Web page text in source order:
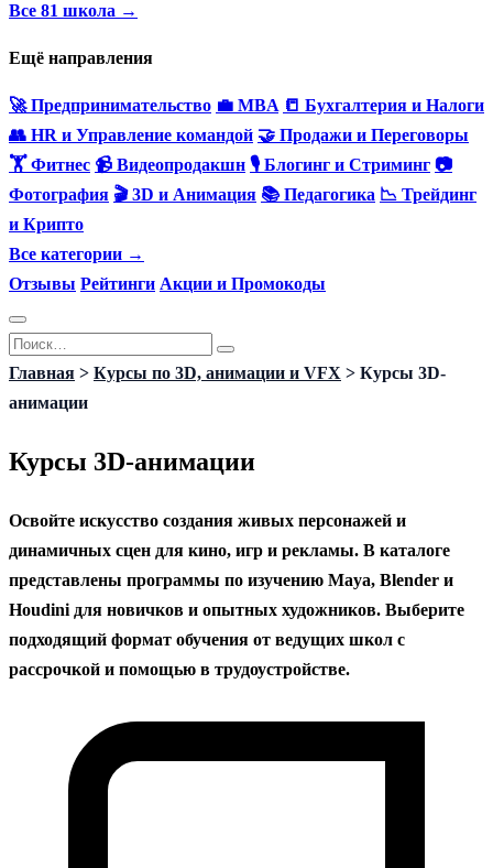
Все 81 школа →
Ещё направления
🚀 Предпринимательство 💼 MBA 📒 Бухгалтерия и Налоги
👥 HR и Управление командой 🤝 Продажи и Переговоры
🏋️ Фитнес 📹 Видеопродакшн 🎙 Блогинг и Стриминг 📷
Фотография 🎬 3D и Анимация 📚 Педагогика 📉 Трейдинг
и Крипто
Все категории →
Отзывы Рейтинги Акции и Промокоды
Перейти
к
содержанию
Search
for:
Главная > Курсы по 3D, анимации и VFX > Курсы 3D-
анимации
Курсы 3D-анимации
Освойте искусство создания живых персонажей и
динамичных сцен для кино, игр и рекламы. В каталоге
представлены программы по изучению Maya, Blender и
Houdini для новичков и опытных художников. Выберите
подходящий формат обучения от ведущих школ с
рассрочкой и помощью в трудоустройстве.